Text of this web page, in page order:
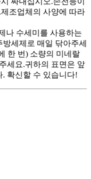
조업체의 사양에 따라
나 수세미를 사용하는
세제로 매일 닦아주세
한 번) 소량의 미네랄
세요.귀하의 표면은 앞
. 확신할 수 있습니다!